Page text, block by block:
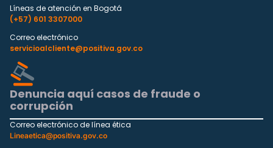
Líneas de atención en Bogotá
(+57) 601 3307000
Correo electrónico
servicioalcliente@positiva.gov.co
Denuncia aquí casos de fraude o
corrupción
Correo electrónico de línea ética
Lineaetica@positiva.gov.co